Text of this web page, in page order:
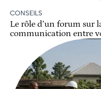
CONSEILS
Le rôle d’un forum sur
communication entre